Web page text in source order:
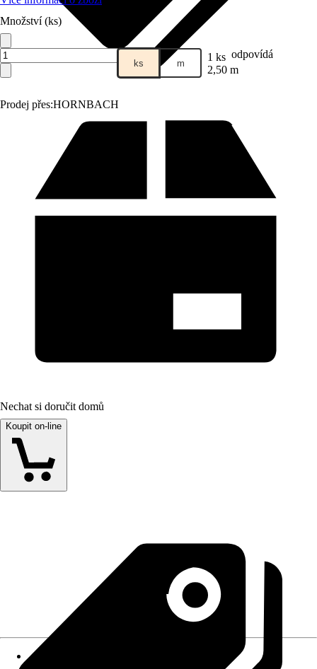
Prodej přes:HORNBACH
Množství (ks)
ks m 1 ks odpovídá
2,50 m
Nechat si doručit domů
Koupit on-line